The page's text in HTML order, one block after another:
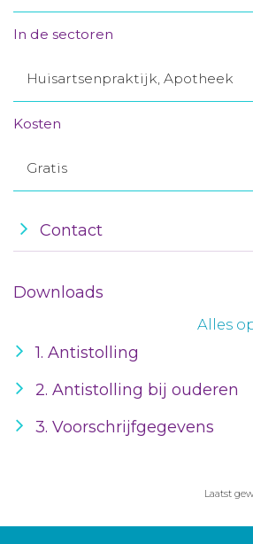
Toegang
In de sectoren
Huisartsenpraktijk, Apotheek
Kosten
Gratis
Contact
Downloads
Alles
1. Antistolling
2. Antistolling bij ouderen
3. Voorschrijfgegevens
Laatst